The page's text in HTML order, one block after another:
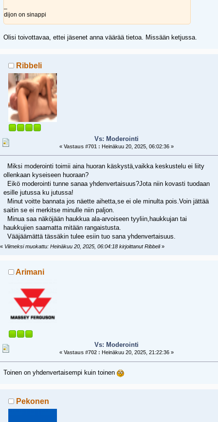
dijon on sinappi
Olisi toivottavaa, ettei jäsenet anna väärää tietoa. Missään ketjussa.
Ribbeli
Vs: Moderointi
« Vastaus #701 : Heinäkuu 20, 2025, 06:02:36 »
Miksi moderointi toimii aina huoran käskystä,vaikka keskustelu ei liity
ollenkaan kyseiseen huoraan?
Eikö moderointi tunne sanaa yhdenvertaisuus?Jota niin kovasti tuodaan
esille jutussa ku jutussa!
Minut voitte bannata jos näette aihetta,se ei ole minulta pois.Voin jättää
saitin se ei merkitse minulle niin paljon.
Minua saa näköjään haukkua ala-arvoiseen tyyliin,haukkujan tai
haukkujien saamatta mitään rangaistusta.
Vääjäämättä tässäkin tulee esiin tuo sana yhdenvertaisuus.
« Viimeksi muokattu: Heinäkuu 20, 2025, 06:04:18 kirjoittanut Ribbeli»
Arimani
Vs: Moderointi
« Vastaus #702 : Heinäkuu 20, 2025, 21:22:36 »
Toinen on yhdenvertaisempi kuin toinen
Pekonen